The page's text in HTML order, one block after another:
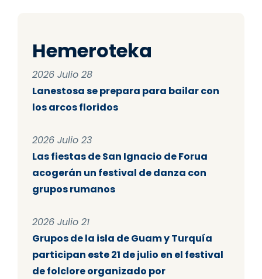
Hemeroteka
2026 Julio 28
Lanestosa se prepara para bailar con
los arcos floridos
2026 Julio 23
Las fiestas de San Ignacio de Forua
acogerán un festival de danza con
grupos rumanos
2026 Julio 21
Grupos de la isla de Guam y Turquía
participan este 21 de julio en el festival
de folclore organizado por